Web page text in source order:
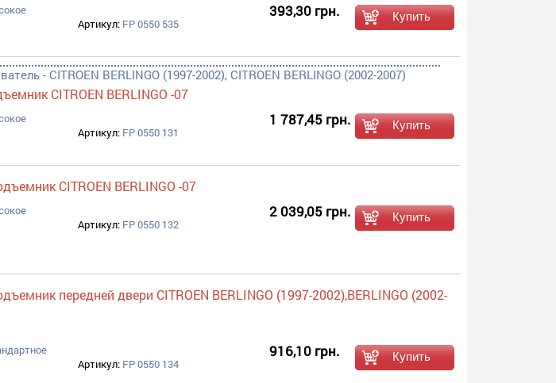
Артикул: FP 0550 535
393,30 грн.
- CITROEN BERLINGO (1997-2002), CITROEN BERLINGO (2002-2007)
CITROEN BERLINGO -07
Артикул: FP 0550 131
1 787,45 грн.
CITROEN BERLINGO -07
Артикул: FP 0550 132
2 039,05 грн.
передней двери CITROEN BERLINGO (1997-2002),BERLINGO (2002-
Артикул: FP 0550 134
916,10 грн.